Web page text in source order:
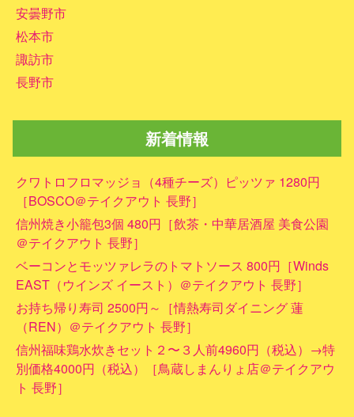
安曇野市
松本市
諏訪市
長野市
新着情報
クワトロフロマッジョ（4種チーズ）ピッツァ 1280円
［BOSCO＠テイクアウト 長野］
信州焼き小籠包3個 480円［飲茶・中華居酒屋 美食公園
＠テイクアウト 長野］
ベーコンとモッツァレラのトマトソース 800円［Winds
EAST（ウインズ イースト）＠テイクアウト 長野］
お持ち帰り寿司 2500円～［情熱寿司ダイニング 蓮
（REN）＠テイクアウト 長野］
信州福味鶏水炊きセット２〜３人前4960円（税込）→特
別価格4000円（税込）［鳥蔵しまんりょ店＠テイクアウ
ト 長野］